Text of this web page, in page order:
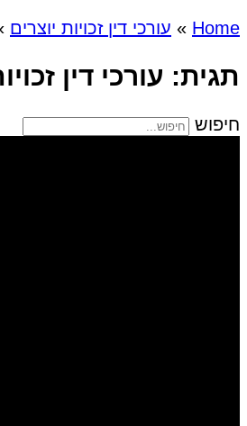
Home
» עורכי דין זכויות יוצרים
תגית: עורכי דין
חיפוש